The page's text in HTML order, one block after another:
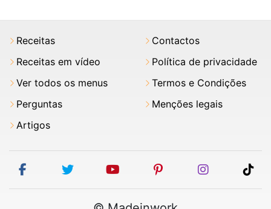
Receitas
Receitas em vídeo
Ver todos os menus
Perguntas
Artigos
Contactos
Política de privacidade
Termos e Condições
Menções legais
facebooktwitter youtubepinterestinstagram